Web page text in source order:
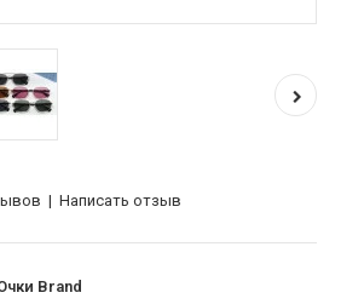
| Написать отзыв
Brand